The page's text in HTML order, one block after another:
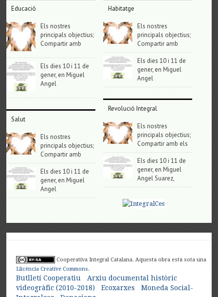
Educació
Els nostres
principals objectius;
Compartir amb
Els dies 10 i 11 de
gener, en Miguel
Angel
Salut
Els nostres
principals objectius;
Compartir amb
Els dies 10 i 11 de
gener, en Miguel
Angel
Habitatge
Els nostres
principals objectius;
Compartir amb
Els dies 10 i 11 de
gener, en Miguel
Angel
Revolució Integral
Els nostres
principals objectius;
Compartir amb els
Els dies 10 i 11 de
gener, en Miguel
Angel Suarez,
Cooperativa Integral Catalana. Aquesta obra està sota una
Llicència Creative Commons.
Butlletí Cooperatiu
Arxiu documental històric
videogràfic (2010-2018)
Ecoxarxes
Moneda Social-